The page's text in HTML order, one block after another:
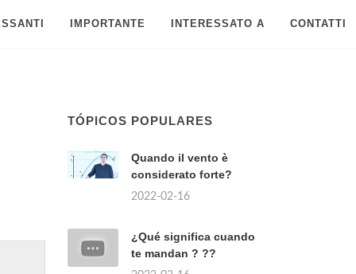
IMPORTANTE INTERESSATO A CONTATTI
TÓPICOS POPULARES
Quando il vento è
considerato forte?
2022-02-16
¿Qué significa cuando
te mandan ? ??